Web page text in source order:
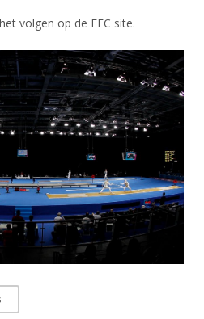
volgen op de EFC site.